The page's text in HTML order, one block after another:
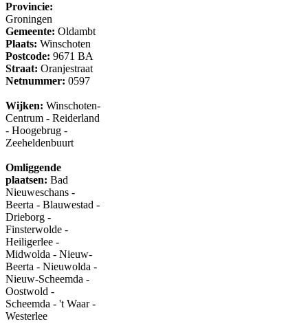
Provincie:
Groningen
Gemeente: Oldambt
Plaats: Winschoten
Postcode: 9671 BA
Straat: Oranjestraat
Netnummer: 0597
Wijken: Winschoten-
Centrum - Reiderland
- Hoogebrug -
Zeeheldenbuurt
Omliggende
plaatsen: Bad
Nieuweschans -
Beerta - Blauwestad -
Drieborg -
Finsterwolde -
Heiligerlee -
Midwolda - Nieuw-
Beerta - Nieuwolda -
Nieuw-Scheemda -
Oostwold -
Scheemda - 't Waar -
Westerlee